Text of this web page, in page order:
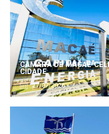
CÂMARA DE MACAÉ
CIDADE
27/07/2026